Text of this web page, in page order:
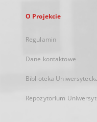
O Projekcie
Regulamin
Dane kontaktowe
Biblioteka
Repozytorium